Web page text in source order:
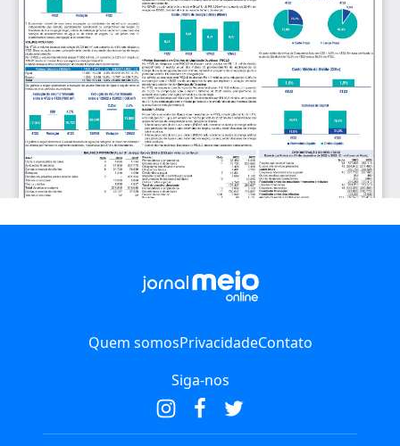
Quem somosPrivacidadeContato
Siga-nos